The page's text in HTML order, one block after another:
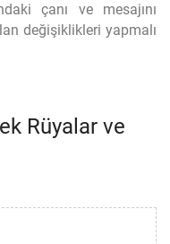
çanı ve mesajını
değişiklikleri yapmalı
Rüyalar ve